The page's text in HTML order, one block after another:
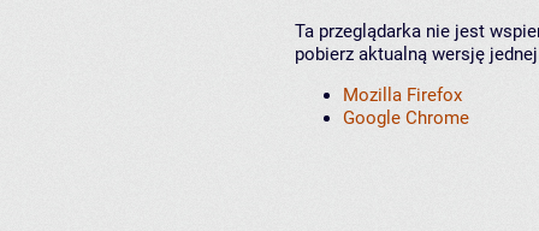
Ta przeglądarka nie jest
pobierz aktualną wersję
Mozilla Firefox
Google Chrome